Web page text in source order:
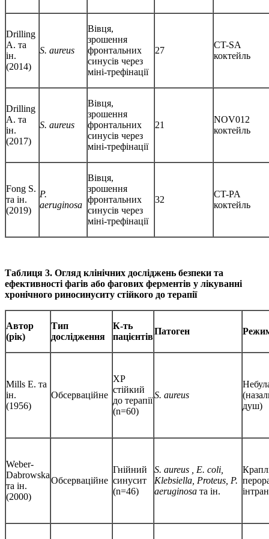
Drilling
A. та
ін.
(2014)
S. aureus
Вівця,
зрошення
фронтальних
синусів через
міні-трефінації
27
CT-SA
коктейль
Drilling
A. та
ін.
(2017)
S. aureus
Вівця,
зрошення
фронтальних
синусів через
міні-трефінації
21
NOV012
коктейль
Fong S.
та ін.
(2019)
P.
aeruginosa
Вівця,
зрошення
фронтальних
синусів через
міні-трефінації
32
CT-PA
коктейль
Таблиця 3. Огляд клінічних досліджень безпеки та
ефективності фагів або фагових ферментів у лікуванні
хронічного риносинуситу стійкого до терапії
Автор
(рік)
Тип
дослідження
К-ть
пацієнтів
Патоген
Mills E. та
ін.
(1956)
Обсерваційне
ХР
стійкий
до терапії
(n=60)
S. aureus
душ)
Weber-
Dabrowska
та ін.
(2000)
Обсерваційне
Гнійний
синусит
(n=46)
S. aureus
, E. coli,
Klebsiella, Proteus, P.
aeruginosa та ін.